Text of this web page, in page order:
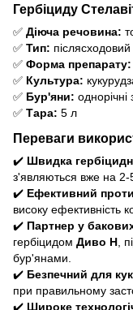
Гербіциду
✅ Діюча речовина:
✅ Тип:
✅ Форма препарату:
✅ Культура:
✅ Бур'яни: однорічні
✅ Тара: 5 л
Переваги
✔️ Швидка
з'являються вже на 2-
✔️ Ефективний
високу ефективність
✔️ Партнер у
гербіцидом Диво Н ,
бур'янами.
✔️ Безпечний для
при правильному
✔️ Широке